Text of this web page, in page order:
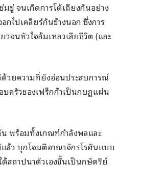
มขู่ จนเกิดการโต้เถียงกันอย่าง
กไปเคลียร์กันข้างนอก ซึ่งการ
จนหัวใจล้มเหลวเสียชีวิต (และ
วยความที่ยังอ่อนประสบการณ์
บครัวของเฟร็กก้าเป็นกบฏแผ่น
พร้อมทั้งเกณฑ์กำลังพลและ
ล้ว บุกโจมตีอาณาจักรโรฮันแบบ
สถาปนาตัวเองขึ้นเป็นกษัตริย์